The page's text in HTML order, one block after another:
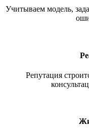
Учитываем модель,
Репутация